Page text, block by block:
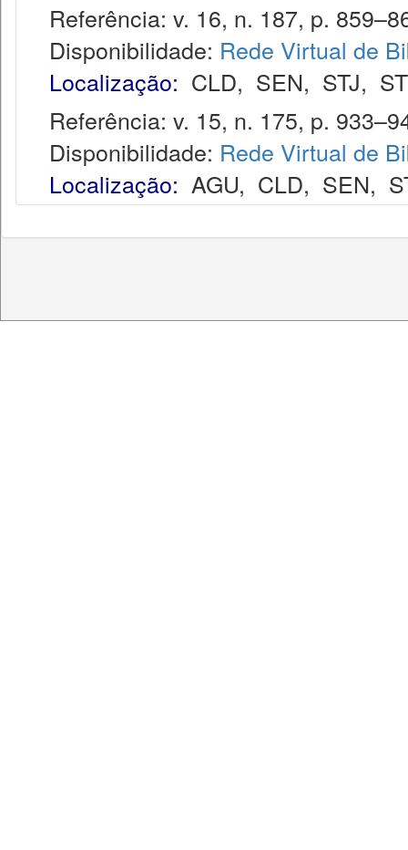
Referência: v. 16, n. 187, p.
Disponibilidade: Rede Virtual de
Localização: CLD, SEN, STJ,
Referência: v. 15, n. 175, p.
Disponibilidade: Rede Virtual de
Localização: AGU, CLD, SEN,